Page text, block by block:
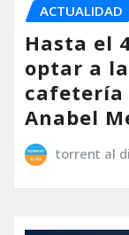
ACTUALIDAD
Hasta el
optar a
cafetería
Anabel
torrent al